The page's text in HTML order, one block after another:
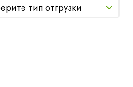
тип отгрузки